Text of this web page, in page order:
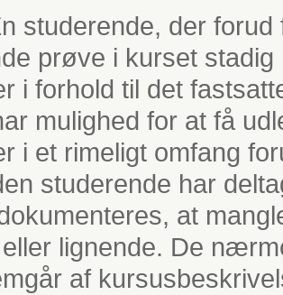
studerende, der
prøve i kurset
i forhold til det
mulighed for at få
i et rimeligt omfang
studerende har
at
lignende. De
af